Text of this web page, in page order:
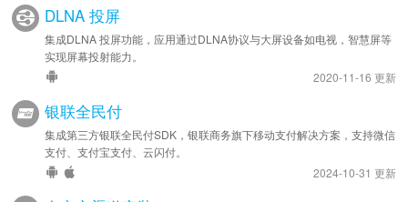
DLNA 投屏
集成DLNA 投屏功能，应用通过DLNA协议与大屏设备如电视，智慧屏等
实现屏幕投射能力。
2020-11-16 更新
银联全民付
集成第三方银联全民付SDK，银联商务旗下移动支付解决方案，支持微信
支付、支付宝支付、云闪付。
2024-10-31 更新